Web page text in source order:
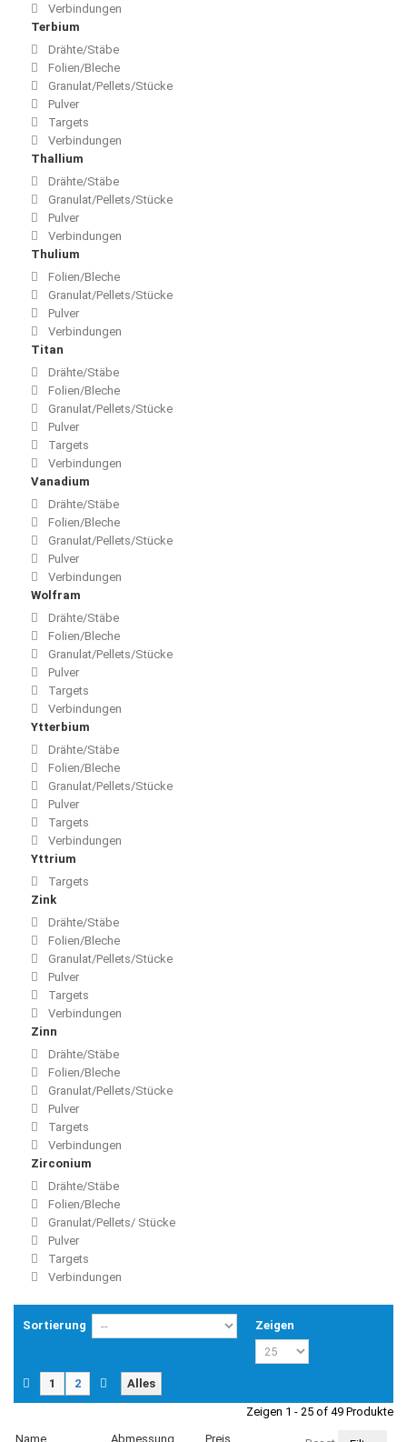
Verbindungen
Terbium
Drähte/Stäbe
Folien/Bleche
Granulat/Pellets/Stücke
Pulver
Targets
Verbindungen
Thallium
Drähte/Stäbe
Granulat/Pellets/Stücke
Pulver
Verbindungen
Thulium
Folien/Bleche
Granulat/Pellets/Stücke
Pulver
Verbindungen
Titan
Drähte/Stäbe
Folien/Bleche
Granulat/Pellets/Stücke
Pulver
Targets
Verbindungen
Vanadium
Drähte/Stäbe
Folien/Bleche
Granulat/Pellets/Stücke
Pulver
Verbindungen
Wolfram
Drähte/Stäbe
Folien/Bleche
Granulat/Pellets/Stücke
Pulver
Targets
Verbindungen
Ytterbium
Drähte/Stäbe
Folien/Bleche
Granulat/Pellets/Stücke
Pulver
Targets
Verbindungen
Yttrium
Targets
Zink
Drähte/Stäbe
Folien/Bleche
Granulat/Pellets/Stücke
Pulver
Targets
Verbindungen
Zinn
Drähte/Stäbe
Folien/Bleche
Granulat/Pellets/Stücke
Pulver
Targets
Verbindungen
Zirconium
Drähte/Stäbe
Folien/Bleche
Granulat/Pellets/ Stücke
Pulver
Targets
Verbindungen
Sortierung Zeigen
Alles
1 2
Zeigen 1 - 25 of 49 Produkte
Name
Abmessung Preis